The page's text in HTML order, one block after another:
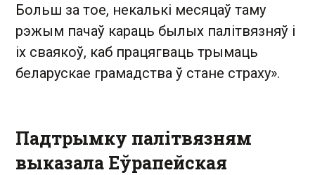
Больш за тое, некалькі месяцаў таму
рэжым пачаў караць былых палітвязняў і
іх сваякоў, каб працягваць трымаць
беларускае грамадства ў стане страху».
Падтрымку палітвязням
выказала Еўрапейская